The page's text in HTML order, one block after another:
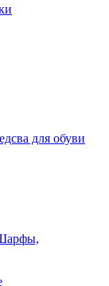
для обуви